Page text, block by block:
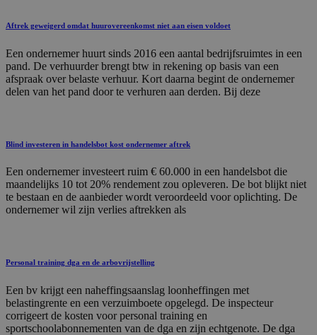
Aftrek geweigerd omdat huurovereenkomst niet aan eisen voldoet
Een ondernemer huurt sinds 2016 een aantal bedrijfsruimtes in een
pand. De verhuurder brengt btw in rekening op basis van een
afspraak over belaste verhuur. Kort daarna begint de ondernemer
delen van het pand door te verhuren aan derden. Bij deze
Blind investeren in handelsbot kost ondernemer aftrek
Een ondernemer investeert ruim € 60.000 in een handelsbot die
maandelijks 10 tot 20% rendement zou opleveren. De bot blijkt niet
te bestaan en de aanbieder wordt veroordeeld voor oplichting. De
ondernemer wil zijn verlies aftrekken als
Personal training dga en de arbovrijstelling
Een bv krijgt een naheffingsaanslag loonheffingen met
belastingrente en een verzuimboete opgelegd. De inspecteur
corrigeert de kosten voor personal training en
sportschoolabonnementen van de dga en zijn echtgenote. De dga